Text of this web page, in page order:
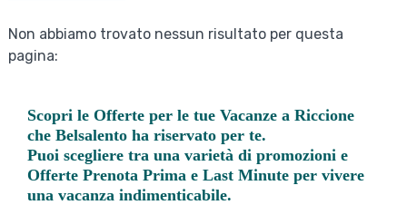
Non abbiamo trovato nessun risultato per questa
pagina:
Scopri leOfferte per le tue Vacanze a Riccione
che Belsalento ha riservato per te.
Puoi scegliere tra una varietà di promozioni e
Offerte Prenota Prima e Last Minute per vivere
una vacanza indimenticabile.